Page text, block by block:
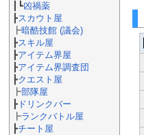
┃┗凶禍薬
┣スカウト屋
┣暗酷技館 (議会)
┣スキル屋
┣アイテム界屋
┣アイテム界調査団
┣クエスト屋
┣部隊屋
┣ ドリンクバー
┣ランクバトル屋
┣チート屋